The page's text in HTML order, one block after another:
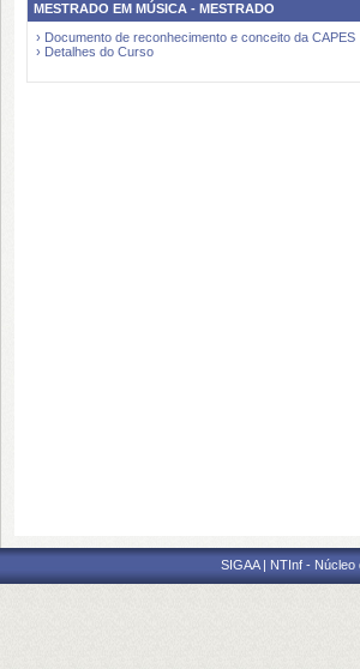
MESTRADO EM MÚSICA - MESTRADO
› Documento de reconhecimento e conceito da CAPES
› Detalhes do Curso
SIGAA | NTInf -